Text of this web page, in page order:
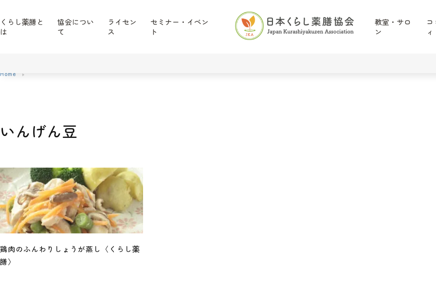
くらし薬膳と
は
協会につい
て
ライセン
ス
セミナー・イベン
ト
教室・サロ
ン
ィ
Home
いんげん豆
鶏肉のふんわりしょうが蒸し〈くらし薬
膳〉